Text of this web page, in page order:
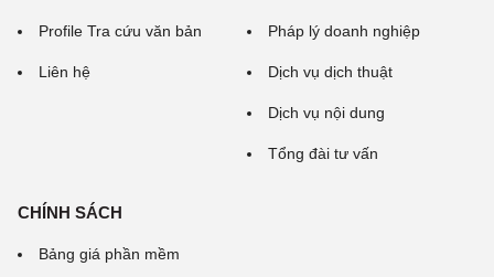
Profile Tra cứu văn bản
Liên hệ
Pháp lý doanh nghiệp
Dịch vụ dịch thuật
Dịch vụ nội dung
Tổng đài tư vấn
CHÍNH SÁCH
Bảng giá phần mềm